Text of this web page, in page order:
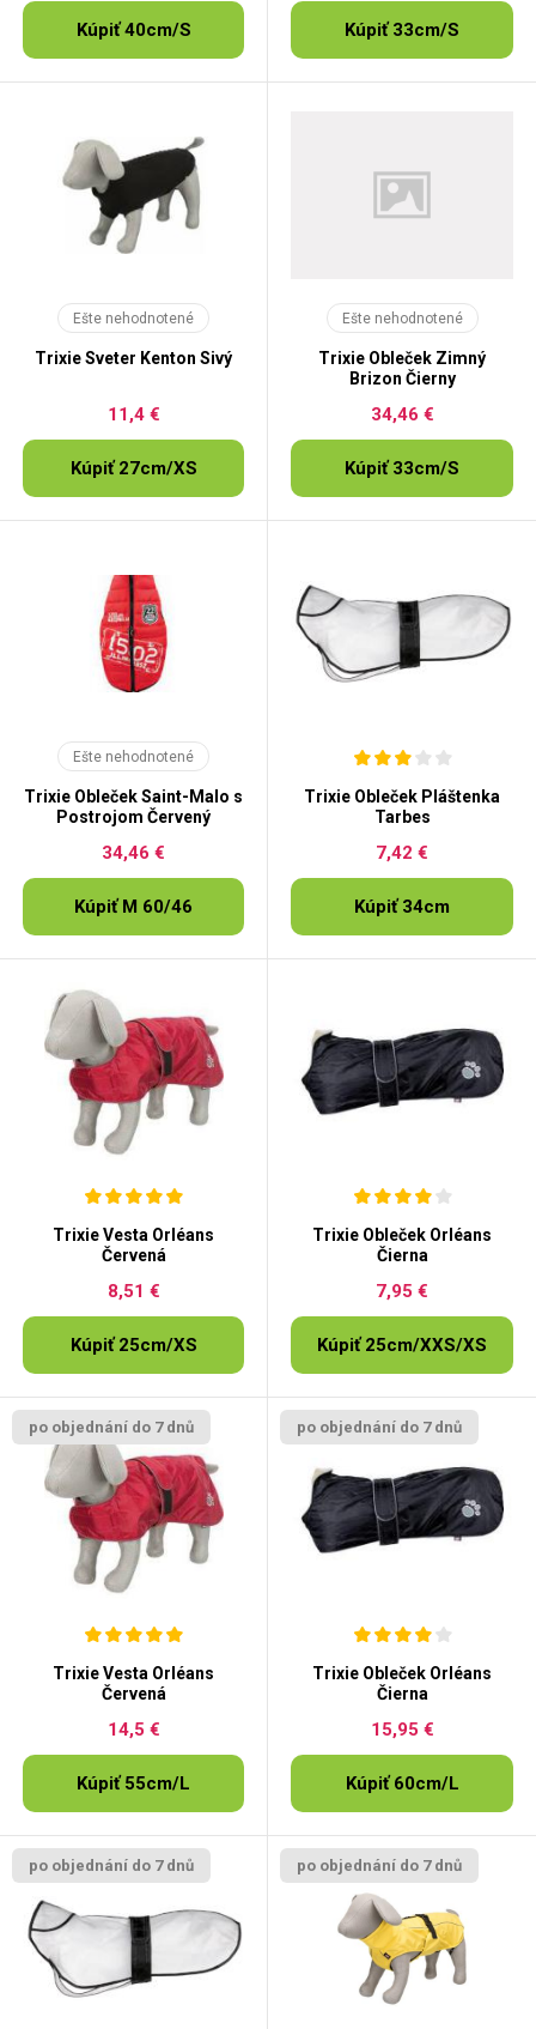
Kúpiť 40cm/S Kúpiť 33cm/S
Ešte nehodnotené
Trixie Sveter Kenton Sivý
11,4 €
Kúpiť 27cm/XS
Ešte nehodnotené
Trixie Obleček Zimný
Brizon Čierny
34,46 €
Kúpiť 33cm/S
Ešte nehodnotené
Trixie Obleček Saint-Malo s
Postrojom Červený
34,46 €
Kúpiť M 60/46
Trixie Obleček Pláštenka
Tarbes
7,42 €
Kúpiť 34cm
Trixie Vesta Orléans
Červená
8,51 €
Kúpiť 25cm/XS
Trixie Obleček Orléans
Čierna
7,95 €
Kúpiť 25cm/XXS/XS
po objednání do 7 dnů
Trixie Vesta Orléans
Červená
14,5 €
Kúpiť 55cm/L
po objednání do 7 dnů
Trixie Obleček Orléans
Čierna
15,95 €
Kúpiť 60cm/L
po objednání do 7 dnů po objednání do 7 dnů